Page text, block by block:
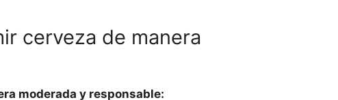
cerveza de manera
moderada y responsable: